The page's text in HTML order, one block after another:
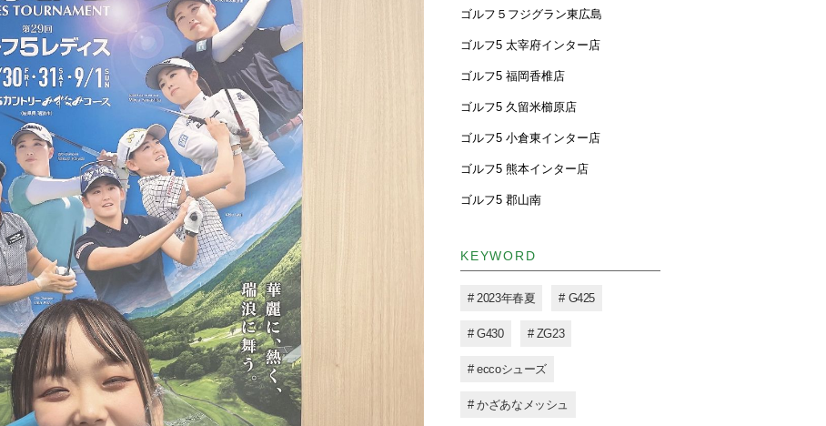
ゴルフ５フジグラン東広島
ゴルフ5 太宰府インター店
ゴルフ5 福岡香椎店
ゴルフ5 久留米櫛原店
ゴルフ5 小倉東インター店
ゴルフ5 熊本インター店
ゴルフ5 郡山南
KEYWORD
# 2023年春夏 # G425
# G430 # ZG23
# eccoシューズ
# かざあなメッシュ